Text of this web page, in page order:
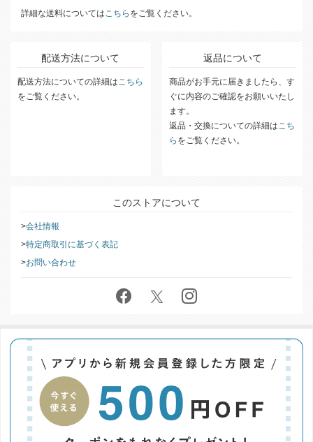
詳細な送料についてはこちら をご覧ください。
配送方法について
配送方法についての詳細はこちら
をご覧ください。
返品について
商品がお手元に届きましたら、す
ぐに内容のご確認をお願いいたし
ます。
返品・交換についての詳細はこち
ら をご覧ください。
このストアについて
会社情報
特定商取引に基づく表記
お問い合わせ